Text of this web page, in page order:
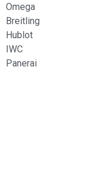
Omega
Breitling
Hublot
IWC
Panerai